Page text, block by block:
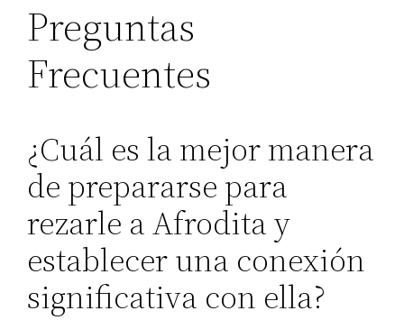
Preguntas
Frecuentes
¿Cuál es la mejor manera
de prepararse para
rezarle a Afrodita y
establecer una conexión
significativa con ella?